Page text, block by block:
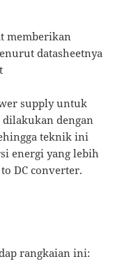
memberikan
datasheetnya
supply untuk
dilakukan dengan
teknik ini
energi yang lebih
DC converter.
rangkaian ini: